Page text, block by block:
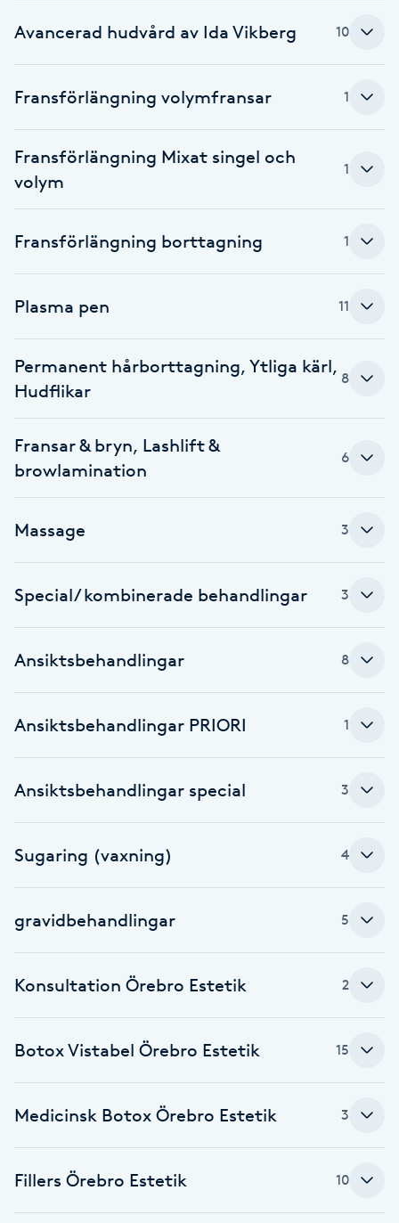
Cryoterapi
D
Damklippning
Dermapen
E
Enzympeeling
Extensions
Extensions borttagning
Eyeliner-tatuering
F
Faceliftmassage
Fet hårbotten
Fibromassage
Fotmassage
Fotvård
Fransborttagning
Fransfärgning
Fransförlängning Volym
Avancerad hudvård av Ida Vikberg 10
Fransförlängning volymfransar 1
Fransförlängning Mixat singel och
volym
1
Fransförlängning borttagning 1
Plasma pen 11
Permanent hårborttagning, Ytliga kärl,
Hudflikar
8
Fransar & bryn, Lashlift &
browlamination
6
Massage 3
Special/ kombinerade behandlingar 3
Ansiktsbehandlingar 8
Ansiktsbehandlingar PRIORI 1
Ansiktsbehandlingar special 3
Sugaring (vaxning) 4
gravidbehandlingar 5
Konsultation Örebro Estetik 2
Botox Vistabel Örebro Estetik 15
Medicinsk Botox Örebro Estetik 3
Fillers Örebro Estetik 10